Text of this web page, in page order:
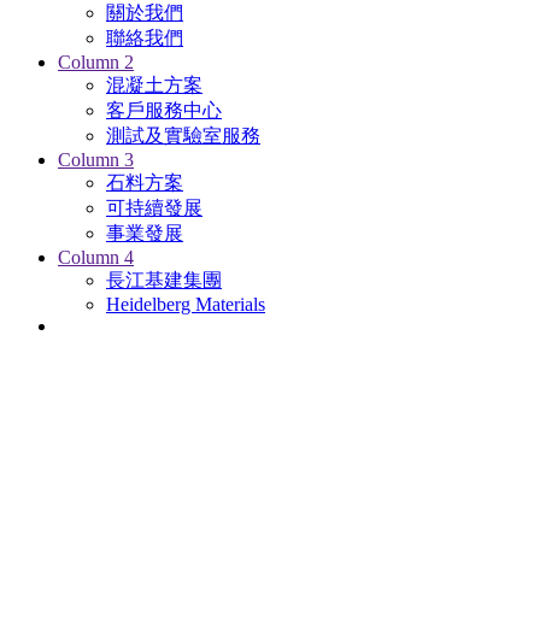
關於我們
聯絡我們
Column 2
混凝土方案
客戶服務中心
測試及實驗室服務
Column 3
石料方案
可持續發展
事業發展
Column 4
長江基建集團
Heidelberg Materials